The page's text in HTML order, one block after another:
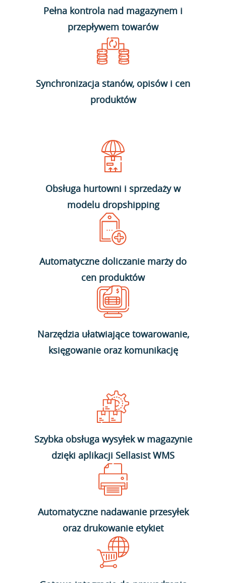
Pełna kontrola nad magazynem i
przepływem towarów
Synchronizacja stanów, opisów i cen
produktów
Obsługa hurtowni i sprzedaży w
modelu dropshipping
Automatyczne doliczanie marży do
cen produktów
Narzędzia ułatwiające towarowanie,
księgowanie oraz komunikację
Szybka obsługa wysyłek w magazynie
dzięki aplikacji Sellasist WMS
Automatyczne nadawanie przesyłek
oraz drukowanie etykiet